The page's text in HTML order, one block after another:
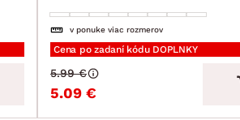
v ponuke viac rozmerov
Cena po zadaní kódu DOPLNKY
5.09 €
5.99 €